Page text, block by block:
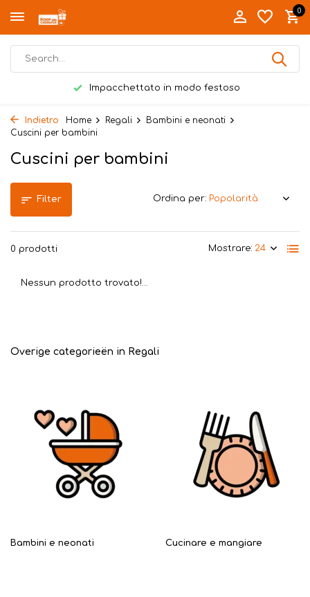
0
Impacchettato in modo festoso
Indietro Home Regali
Bambini e neonati
Cuscini per bambini
Cuscini per bambini
Filter
0 prodotti Mostrare:
Ordina per:
Nessun prodotto trovato!...
Overige categorieën in Regali
Bambini e neonati Cucinare e mangiare